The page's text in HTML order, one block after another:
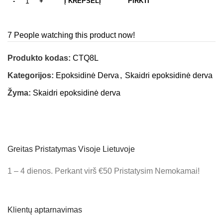
7 People watching this product now!
Produkto kodas: CTQ8L
Kategorijos: Epoksidinė Derva , Skaidri epoksidinė derva
Žyma: Skaidri epoksidinė derva
Greitas Pristatymas Visoje Lietuvoje
1 – 4 dienos. Perkant virš €50 Pristatysim Nemokamai!
Klientų aptarnavimas